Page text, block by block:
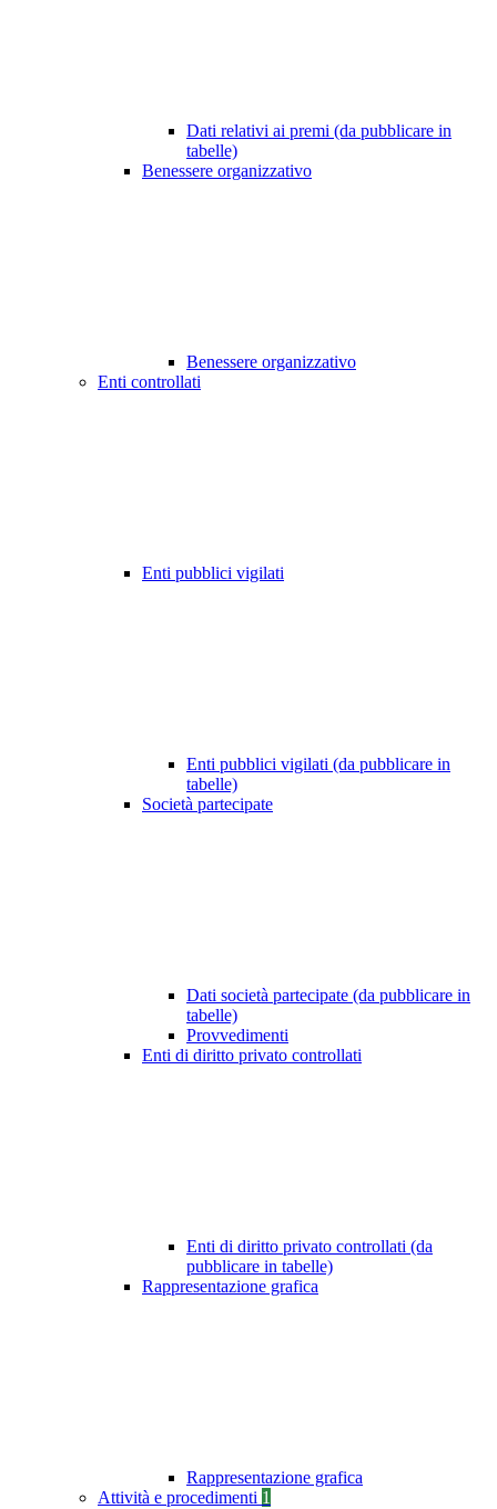
Dati relativi ai premi (da pubblicare in
tabelle)
Benessere organizzativo
Benessere organizzativo
Enti controllati
Enti pubblici vigilati
Enti pubblici vigilati (da pubblicare in
tabelle)
Società partecipate
Dati società partecipate (da pubblicare in
tabelle)
Provvedimenti
Enti di diritto privato controllati
Enti di diritto privato controllati (da
pubblicare in tabelle)
Rappresentazione grafica
Rappresentazione grafica
Attività e procedimenti 1